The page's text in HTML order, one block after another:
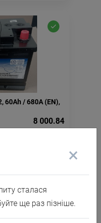
60Ah / 680A (EN),
8 000.84
×
сталася
ще раз пізніше.